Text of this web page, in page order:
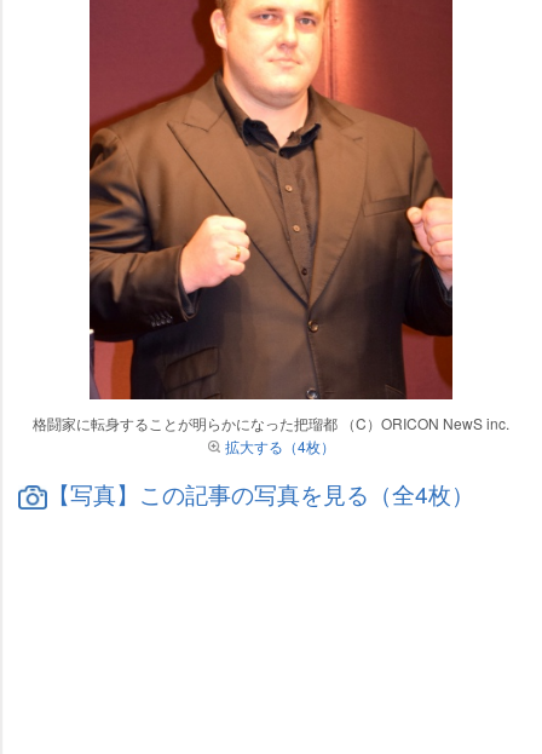
格闘家に転身することが明らかになった把瑠都 （C）ORICON NewS inc.
拡大する（4枚）
【写真】この記事の写真を見る（全4枚）